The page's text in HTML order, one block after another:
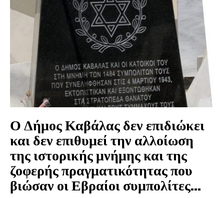
Ο Δήμος Καβάλας δεν επιδιώκει
και δεν επιθυμεί την αλλοίωση
της ιστορικής μνήμης και της
ζοφερής πραγματικότητας που
βιώσαν οι Εβραίοι συμπολίτες...